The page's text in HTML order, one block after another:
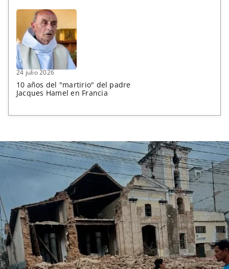
24 julio 2026
10 años del "martirio" del padre
Jacques Hamel en Francia